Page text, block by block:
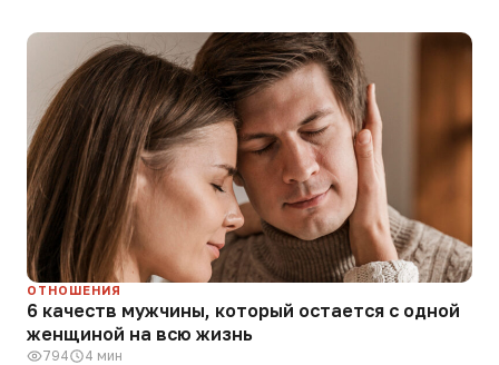
ОТНОШЕНИЯ
6 качеств мужчины, который остается с одной
женщиной на всю жизнь
794 4 мин